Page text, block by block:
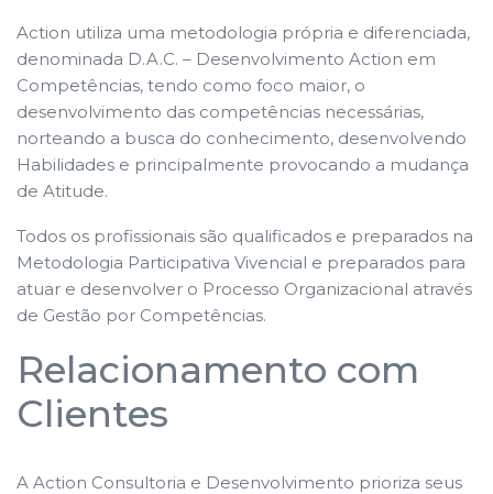
Action utiliza uma metodologia própria e diferenciada,
denominada D.A.C. – Desenvolvimento Action em
Competências, tendo como foco maior, o
desenvolvimento das competências necessárias,
norteando a busca do conhecimento, desenvolvendo
Habilidades e principalmente provocando a mudança
de Atitude.
Todos os profissionais são qualificados e preparados na
Metodologia Participativa Vivencial e preparados para
atuar e desenvolver o Processo Organizacional através
de Gestão por Competências.
Relacionamento com
Clientes
A Action Consultoria e Desenvolvimento prioriza seus